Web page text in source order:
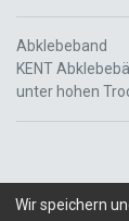
Abklebeband
KENT
unter hohen
Wir speichern